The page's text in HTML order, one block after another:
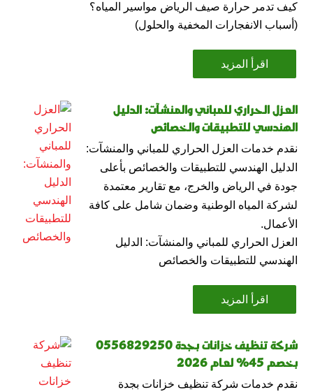
كيف تدمر حرارة صيف الرياض مواسير المياه؟
(أسباب الانفجارات المخفية والحلول)
اقرأ المزيد
العزل الحراري للمباني والمنشآت: الدليل
الهندسي للتطبيقات والخصائص
نقدم خدمات العزل الحراري للمباني والمنشآت:
الدليل الهندسي للتطبيقات والخصائص بأعلى
جودة في الرياض والخرج، مع تقارير معتمدة
لشركة المياه الوطنية وضمان شامل على كافة
الأعمال.
العزل الحراري للمباني والمنشآت: الدليل
الهندسي للتطبيقات والخصائص
اقرأ المزيد
شركة تنظيف خزانات بجدة 0556829250
بخصم 45% لعام 2026
نقدم خدمات شركة تنظيف خزانات بجدة